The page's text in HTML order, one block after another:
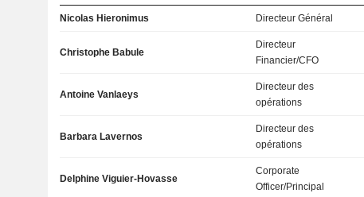
Nicolas Hieronimus Directeur Général
Christophe Babule
Directeur
Financier/CFO
Antoine Vanlaeys
Directeur des
opérations
Barbara Lavernos
Directeur des
opérations
Delphine Viguier-Hovasse
Corporate
Officer/Principal